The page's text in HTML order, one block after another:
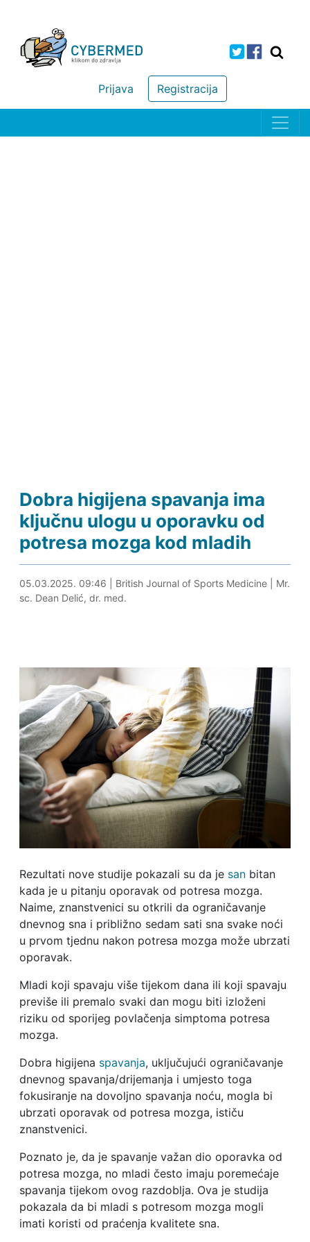
Registracija
Prijava
Dobra higijena spavanja ima
ključnu ulogu u oporavku od
potresa mozga kod mladih
05.03.2025. 09:58
05.03.2025. 09:46 British Journal of Sports Medicine| Mr.
sc. Dean Delić, dr. med.
Rezultati nove studije pokazali su da je sanbitan
kada je u pitanju oporavak od potresa mozga.
Naime, znanstvenici su otkrili da ograničavanje
dnevnog sna i približno sedam sati sna svake noći
u prvom tjednu nakon potresa mozga može ubrzati
oporavak.
Mladi koji spavaju više tijekom dana ili koji spavaju
previše ili premalo svaki dan mogu biti izloženi
riziku od sporijeg povlačenja simptoma potresa
mozga.
Dobra higijena spavanja, uključujući ograničavanje
dnevnog spavanja/drijemanja i umjesto toga
fokusiranje na dovoljno spavanja noću, mogla bi
ubrzati oporavak od potresa mozga, ističu
znanstvenici.
Poznato je, da je spavanje važan dio oporavka od
potresa mozga, no mladi često imaju poremećaje
spavanja tijekom ovog razdoblja. Ova je studija
pokazala da bi mladi s potresom mozga mogli
imati koristi od praćenja kvalitete sna.